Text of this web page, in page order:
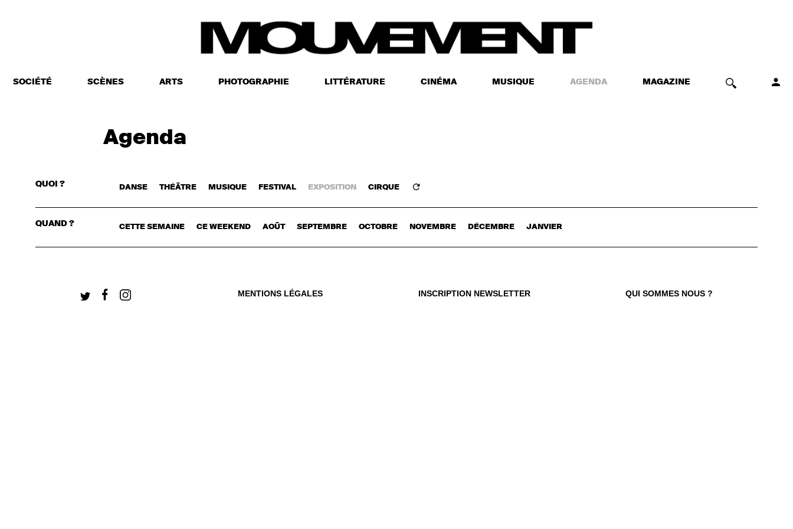
SOCIÉTÉ SCÈNES ARTS PHOTOGRAPHIE LITTÉRATURE CINÉMA MUSIQUE AGENDA MAGAZINE
CONNECTEZ-VOUS
Agenda
QUOI ? DANSE THÉÂTRE MUSIQUE FESTIVAL EXPOSITION CIRQUE
QUAND ? CETTE SEMAINE CE WEEKEND AOÛT SEPTEMBRE OCTOBRE NOVEMBRE DÉCEMBRE JANVIER
MENTIONS LÉGALES INSCRIPTION NEWSLETTER QUI SOMMES NOUS ?